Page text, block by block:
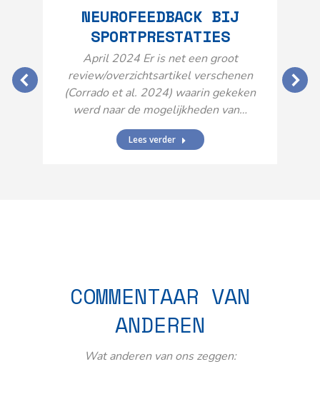
NEUROFEEDBACK BIJ
SPORTPRESTATIES
April 2024 Er is net een groot
review/overzichtsartikel verschenen
(Corrado et al. 2024) waarin gekeken
werd naar de mogelijkheden van…
Lees verder
COMMENTAAR VAN
ANDEREN
Wat anderen van ons zeggen: